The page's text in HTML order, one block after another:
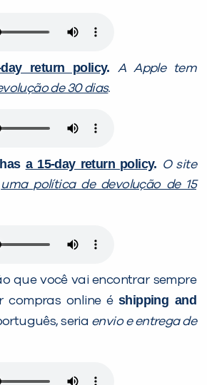
day return policy.A Apple tem
de 30 dias.
a 15-day return policy. O site
uma política de devolução de 15
que você vai encontrar sempre
compras online é shipping and
seria envio e entrega de